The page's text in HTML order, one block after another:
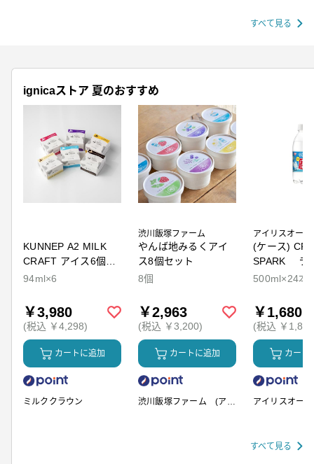
すべて見る
ignicaストア 夏のおすすめ
KUNNEP A2 MILK
CRAFT アイス6個セ
ット
94ml×6
￥3,980
(税込 ￥4,298)
カートに追加
ミルククラウン
渋川飯塚ファーム
やんば地みるくアイ
ス8個セット
8個
￥2,963
(税込 ￥3,200)
カートに追加
渋川飯塚ファーム (アイ
アイリスオーヤ
(ケース)
SPARK ラ
500ml×24本
￥1,680
(税込 ￥
カート
アイリスオー
すべて見る